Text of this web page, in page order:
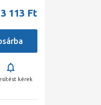
3 113 Ft
kérek